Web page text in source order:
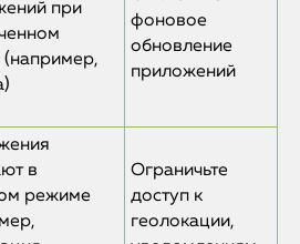
при
(например,
фоновое
обновление
приложений
в
режиме
Ограничьте
доступ к
геолокации,